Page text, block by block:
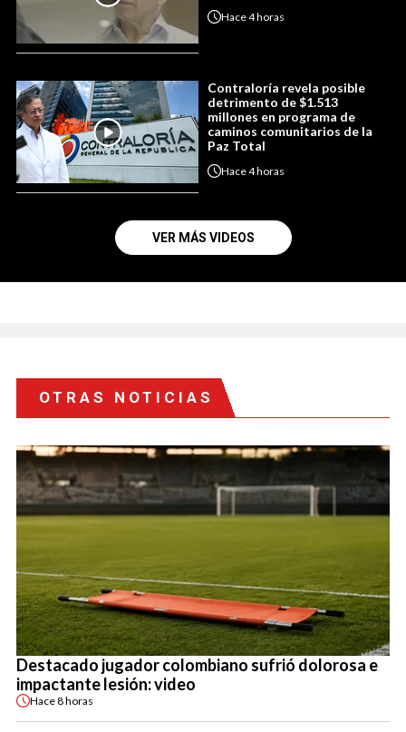
Hace4 horas
Contraloría revela posible
detrimento de $1.513
millones en programa de
caminos comunitarios de la
Paz Total
Hace4 horas
VER MÁS VIDEOS
OTRAS NOTICIAS
Destacado jugador colombiano sufrió dolorosa e
impactante lesión: video
Hace8 horas